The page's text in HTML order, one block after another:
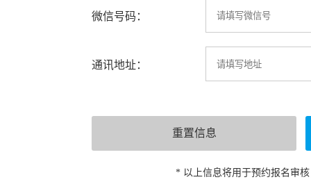
微信号码：
通讯地址：
* 以上信息将用于预约报名审